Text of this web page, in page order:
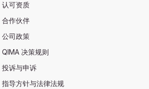
认可资质
合作伙伴
公司政策
QIMA 决策规则
投诉与申诉
指导方针与法律法规